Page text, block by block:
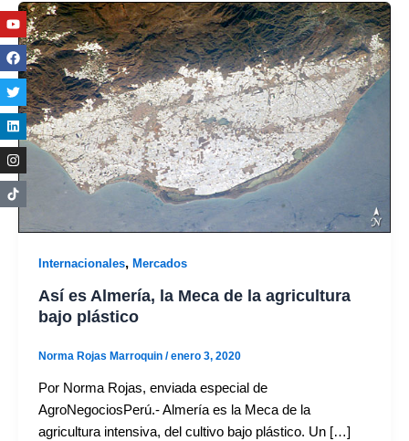
Internacionales, Mercados
Así es Almería, la Meca de la agricultura
bajo plástico
Norma Rojas Marroquin /enero 3, 2020
Por Norma Rojas, enviada especial de
AgroNegociosPerú.- Almería es la Meca de la
agricultura intensiva, del cultivo bajo plástico. Un […]
Youtube
Facebook
Twitter
Linkedin
Instagram